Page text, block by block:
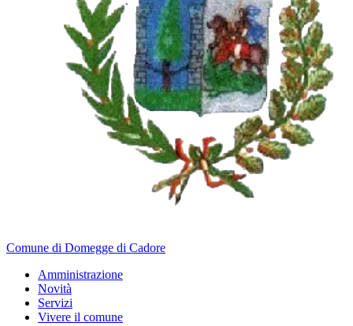
Comune di Domegge di Cadore
Amministrazione
Novità
Servizi
Vivere il comune